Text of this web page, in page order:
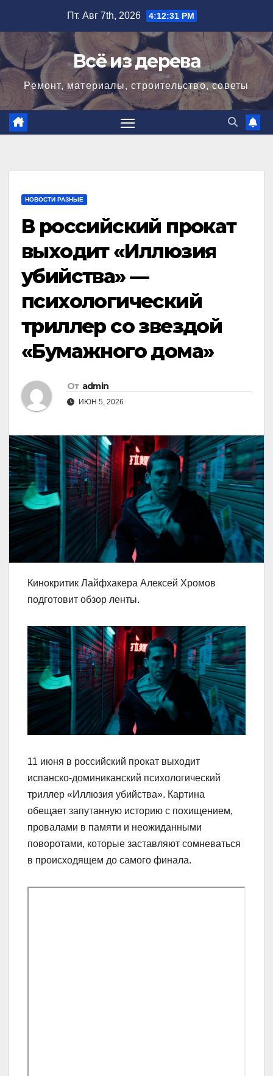
содержимому
Пт. Авг 7th, 2026 4:12:32 PM
Всё из дерева
Ремонт, материалы, строительство, советы
НОВОСТИ РАЗНЫЕ
В российский прокат
выходит «Иллюзия
убийства» —
психологический
триллер со звездой
«Бумажного дома»
От admin
ИЮН 5, 2026
Кинокритик Лайфхакера Алексей Хромов
подготовит обзор ленты.
11 июня в российский прокат выходит
испанско-доминиканский психологический
триллер «Иллюзия убийства». Картина
обещает запутанную историю с похищением,
провалами в памяти и неожиданными
поворотами, которые заставляют сомневаться
в происходящем до самого финала.